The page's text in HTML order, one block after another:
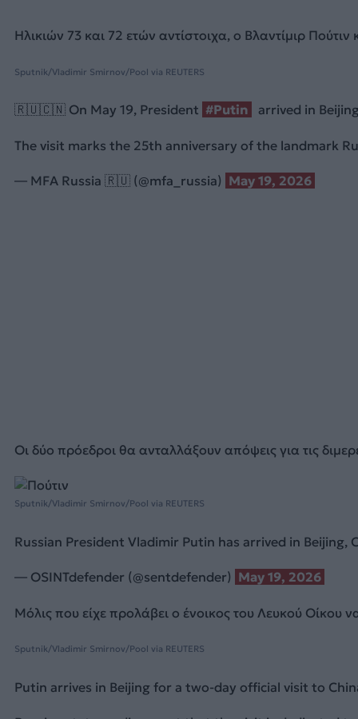
Ηλικιών 73 και 72 ετών αντίστοιχα, ο Βλαντίμιρ
Sputnik/Vladimir Smirnov/Pool via REUTERS
🇷🇺🇨🇳 On May 19, President #Putin arrived in
The visit marks the 25th anniversary of the landmark
— MFA Russia 🇷🇺 (@mfa_russia) May 19, 2026
Οι δύο πρόεδροι θα ανταλλάξουν απόψεις για τις
Sputnik/Vladimir Smirnov/Pool via REUTERS
Russian President Vladimir Putin has arrived in
— OSINTdefender (@sentdefender) May 19, 2026
Μόλις που είχε προλάβει ο ένοικος του Λευκού
Sputnik/Vladimir Smirnov/Pool via REUTERS
Putin arrives in Beijing for a two-day official visit to